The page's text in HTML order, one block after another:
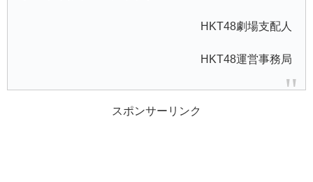
HKT48劇場支配人
HKT48運営事務局
スポンサーリンク